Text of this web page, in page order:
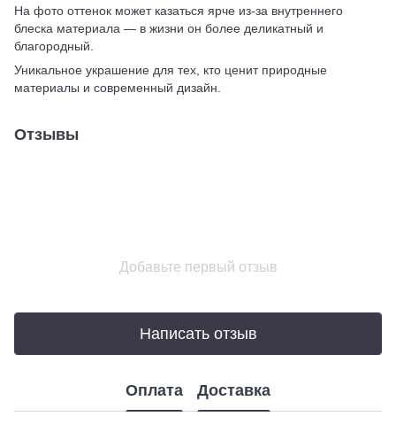
На фото оттенок может казаться ярче из-за внутреннего
блеска материала — в жизни он более деликатный и
благородный.
Уникальное украшение для тех, кто ценит природные
материалы и современный дизайн.
Отзывы
Добавьте первый отзыв
Написать отзыв
Оплата Доставка